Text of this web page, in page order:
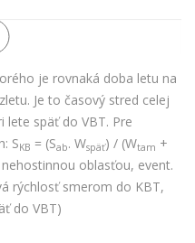
je rovnaká doba letu na
Je to časový stred celej
späť do VBT. Pre
SKB = (Sab. Wspäť) / (Wtam +
oblasťou, event.
rýchlosť smerom do KBT,
do VBT)